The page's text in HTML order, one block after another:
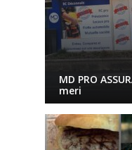
MD PRO
meri